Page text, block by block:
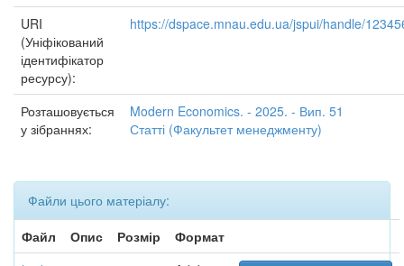
URI
(Уніфікований
ідентифікатор
ресурсу):
https://dspace.mnau.edu.ua/jspui/handle/
Розташовується
у зібраннях:
Modern Economics. - 2025. - Вип. 51
Статті (Факультет менеджменту)
Файли цього матеріалу:
Файл
Опис Розмір
Формат